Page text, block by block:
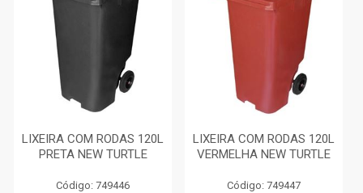
LIXEIRA COM RODAS 120L
PRETA NEW TURTLE
Código: 749446
LIXEIRA COM RODAS 120L
VERMELHA NEW TURTLE
Código: 749447